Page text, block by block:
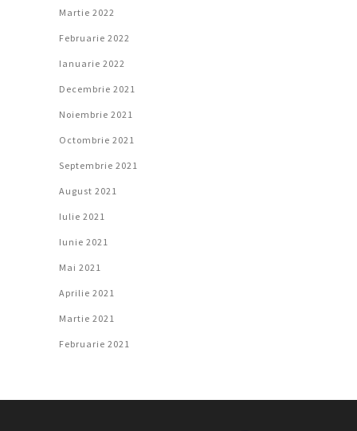
Martie 2022
Februarie 2022
Ianuarie 2022
Decembrie 2021
Noiembrie 2021
Octombrie 2021
Septembrie 2021
August 2021
Iulie 2021
Iunie 2021
Mai 2021
Aprilie 2021
Martie 2021
Februarie 2021